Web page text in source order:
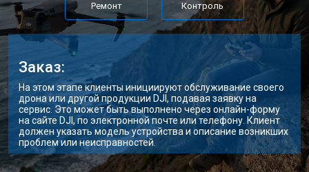
Ремонт Контроль
Заказ:
На этом этапе клиенты инициируют обслуживание своего
дрона или другой продукции DJI, подавая заявку на
сервис. Это может быть выполнено через онлайн-форму
на сайте DJI, по электронной почте или телефону. Клиент
должен указать модель устройства и описание возникших
проблем или неисправностей.